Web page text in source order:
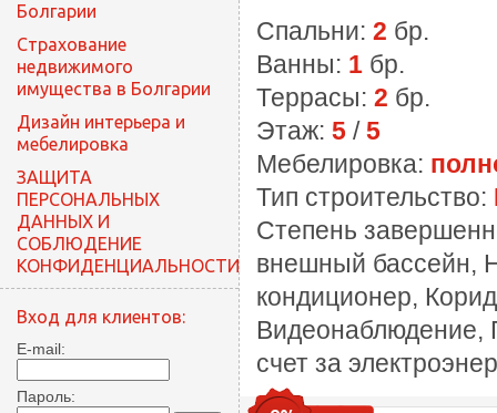
Болгарии
Cтрахование
недвижимого
имущества в Болгарии
Дизайн интерьера и
мебелировка
ЗАЩИТА
ПЕРСОНАЛЬНЫХ
ДАННЫХ И
СОБЛЮДЕНИЕ
КОНФИДЕНЦИАЛЬНОСТИ
Вход для клиентов:
E-mail:
Пароль:
Спальни: 2 бр.
Ванны: 1 бр.
Террасы: 2 бр.
Этаж: 5 /5
Мебелировка:
Тип строительство:
Степень
внешный бассейн,
кондиционер,
Видеонаблюдение,
счет за